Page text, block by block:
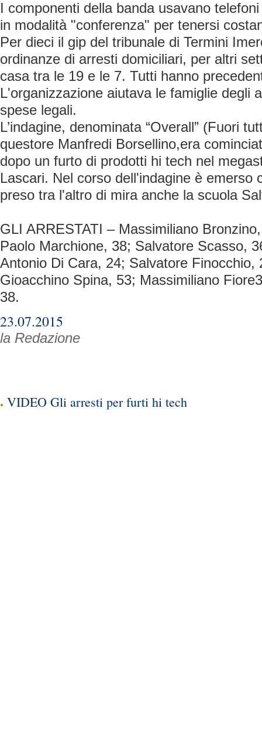
I componenti della banda usavano
in modalità "conferenza" per tenersi
Per dieci il gip del tribunale di Termini
ordinanze di arresti domiciliari, per altri
casa tra le 19 e le 7. Tutti hanno
L'organizzazione aiutava le famiglie degli
spese legali.
L’indagine, denominata “Overall” (Fuori
questore Manfredi Borsellino,era
dopo un furto di prodotti hi tech nel
Lascari. Nel corso dell'indagine è emerso
preso tra l'altro di mira anche la scuola
GLI ARRESTATI – Massimiliano
Paolo Marchione, 38; Salvatore Scasso,
Antonio Di Cara, 24; Salvatore Finocchio,
Gioacchino Spina, 53; Massimiliano
38.
23.07.2015
la Redazione
VIDEO Gli arresti per furti hi tech